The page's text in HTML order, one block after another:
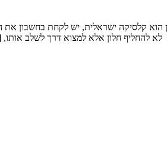
הוא קלסיקה ישראלית, יש לקחת בחשבון
להחליף חלון אלא למצוא דרך לשלב